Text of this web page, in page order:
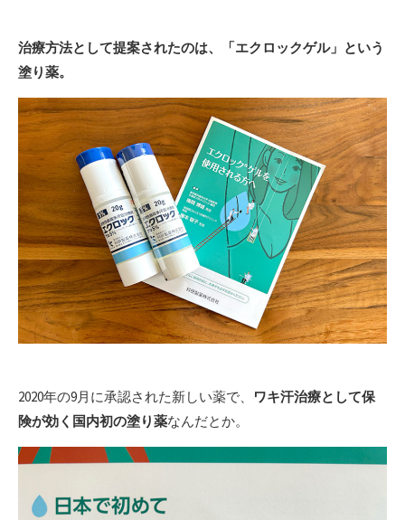
治療方法として提案されたのは、「エクロックゲル」という
塗り薬。
2020年の9月に承認された新しい薬で、
ワキ汗治療として保
険が効く国内初の塗り薬なんだとか。